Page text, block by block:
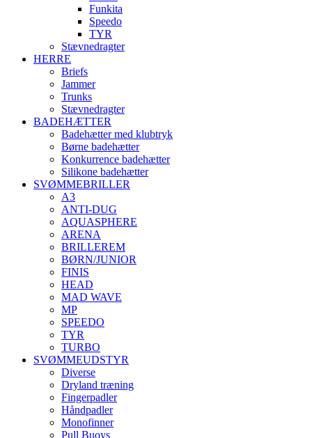
Funkita
Speedo
TYR
Stævnedragter
HERRE
Briefs
Jammer
Trunks
Stævnedragter
BADEHÆTTER
Badehætter med klubtryk
Børne badehætter
Konkurrence badehætter
Silikone badehætter
SVØMMEBRILLER
A3
ANTI-DUG
AQUASPHERE
ARENA
BRILLEREM
BØRN/JUNIOR
FINIS
HEAD
MAD WAVE
MP
SPEEDO
TYR
TURBO
SVØMMEUDSTYR
Diverse
Dryland træning
Fingerpadler
Håndpadler
Monofinner
Pull Buoys